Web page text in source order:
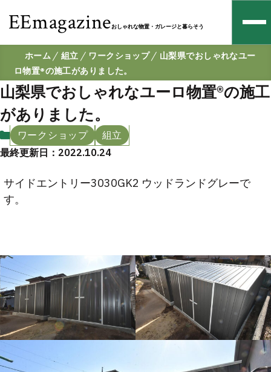
EEmagazineおしゃれな物置・ガレージと暮らそう
ホーム 組立 ワークショップ
山梨県でおしゃれなユー
ロ物置®の施工がありました。
山梨県でおしゃれなユーロ物置®の施工
がありました。
ワークショップ
組立
最終更新日：2022.10.24
サイドエントリー3030GK2 ウッドランドグレーで
す。